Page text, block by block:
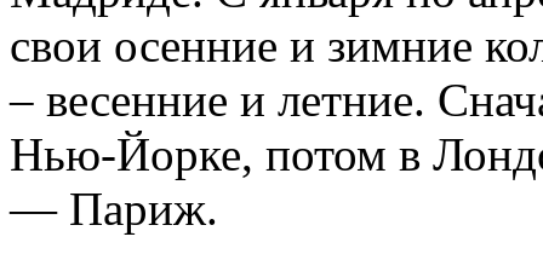
свои осенние и зимние
– весенние и летние.
Нью-Йорке, потом в
— Париж.